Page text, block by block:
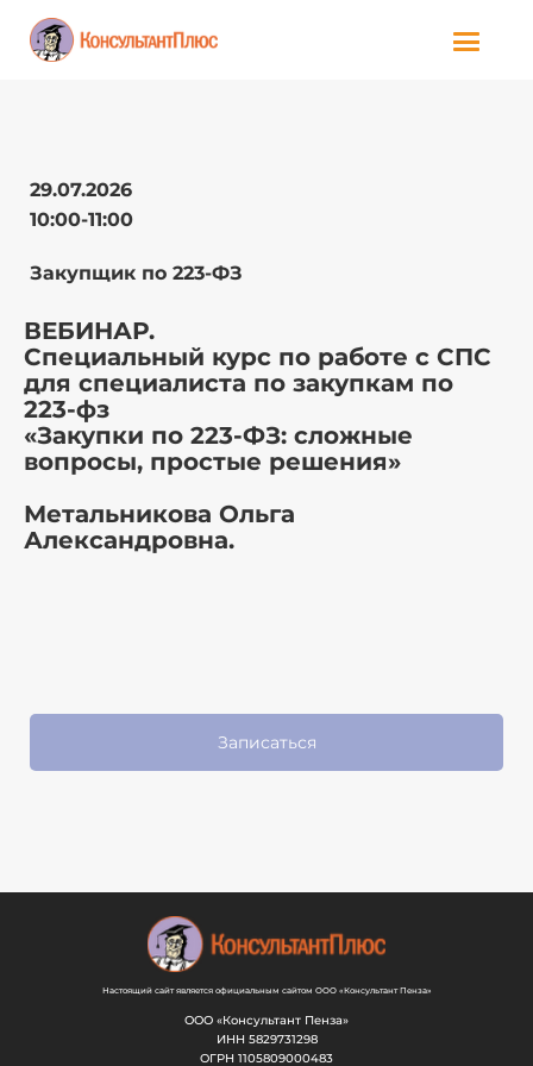
29.07.2026
10:00-11:00
Закупщик по 223-ФЗ
ВЕБИНАР.
Специальный курс по работе с СПС
для специалиста по закупкам по
223-фз
«Закупки по 223-ФЗ: сложные
вопросы, простые решения»
Метальникова Ольга
Александровна.
Записаться
Настоящий сайт является официальным сайтом ООО «Консультант Пенза»
ООО «Консультант Пенза»
ИНН 5829731298
ОГРН 1105809000483